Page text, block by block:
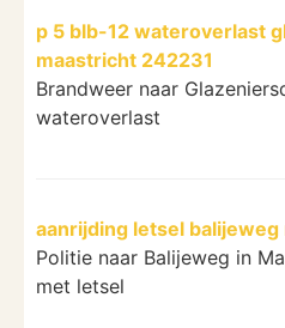
p 5 blb-12 wateroverlast
maastricht 242231
Brandweer naar
wateroverlast
aanrijding letsel
Politie naar Balijeweg in
met letsel